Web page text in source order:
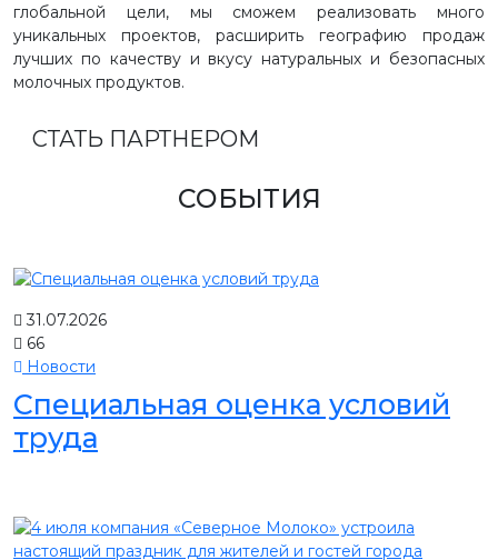
глобальной цели, мы сможем реализовать много
уникальных проектов, расширить географию продаж
лучших по качеству и вкусу натуральных и безопасных
молочных продуктов.
СТАТЬ ПАРТНЕРОМ
СОБЫТИЯ
31.07.2026
66
Новости
Специальная оценка условий
труда